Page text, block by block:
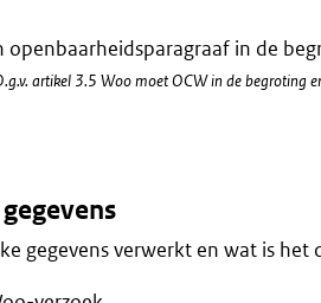
openbaarheidsparagraaf in de
artikel 3.5 Woo moet OCW in de begroting
gegevens verwerkt en wat is het